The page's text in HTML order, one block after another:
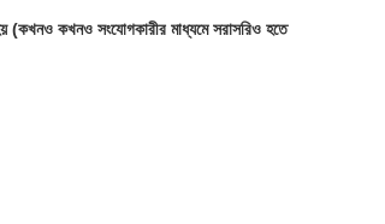
(কখনও কখনও সংযোগকারীর মাধ্যমে সরাসরিও হতে